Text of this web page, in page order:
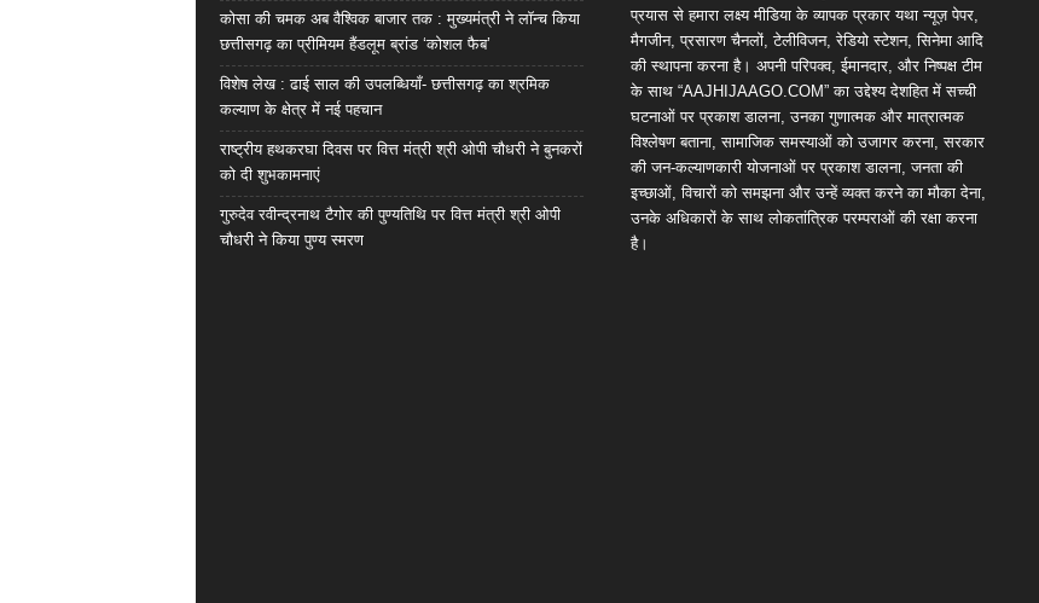
कोसा की चमक अब वैश्विक बाजार तक : मुख्यमंत्री ने लॉन्च किया
छत्तीसगढ़ का प्रीमियम हैंडलूम ब्रांड ‘कोशल फैब’
विशेष लेख : ढाई साल की उपलब्धियाँ- छत्तीसगढ़ का श्रमिक
कल्याण के क्षेत्र में नई पहचान
राष्ट्रीय हथकरघा दिवस पर वित्त मंत्री श्री ओपी चौधरी ने बुनकरों
को दी शुभकामनाएं
गुरुदेव रवीन्द्रनाथ टैगोर की पुण्यतिथि पर वित्त मंत्री श्री ओपी
चौधरी ने किया पुण्य स्मरण
प्रयास से हमारा लक्ष्य मीडिया के व्यापक प्रकार यथा न्यूज़ पेपर,
मैगजीन, प्रसारण चैनलों, टेलीविजन, रेडियो स्टेशन, सिनेमा आदि
की स्थापना करना है। अपनी परिपक्व, ईमानदार, और निष्पक्ष टीम
के साथ “AAJHIJAAGO.COM” का उद्देश्य देशहित में सच्ची
घटनाओं पर प्रकाश डालना, उनका गुणात्मक और मात्रात्मक
विश्लेषण बताना, सामाजिक समस्याओं को उजागर करना, सरकार
की जन-कल्याणकारी योजनाओं पर प्रकाश डालना, जनता की
इच्छाओं, विचारों को समझना और उन्हें व्यक्त करने का मौका देना,
उनके अधिकारों के साथ लोकतांत्रिक परम्पराओं की रक्षा करना
है।